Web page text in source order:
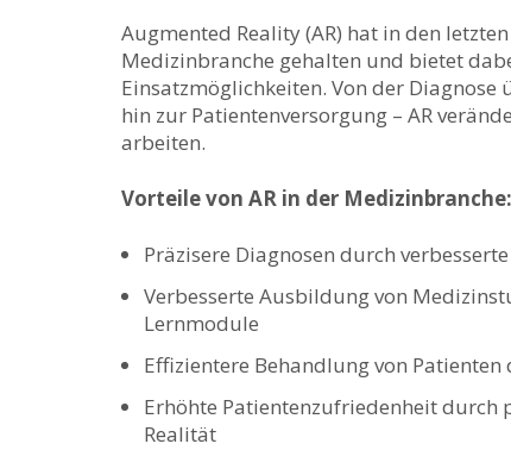
Augmented⁤ Reality ⁣(AR) ​hat in den
Medizinbranche gehalten ⁣und​ bietet
⁢Einsatzmöglichkeiten. ​Von⁣ der
hin zur Patientenversorgung – AR
arbeiten.
Vorteile​ von AR in der Medizinbranche:
Präzisere Diagnosen durch
Verbesserte ⁣Ausbildung von
Lernmodule
Effizientere ⁣Behandlung von
Erhöhte Patientenzufriedenheit‍ durch
Realität